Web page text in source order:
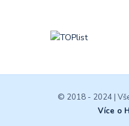
© 2018 - 2024 |
Více o